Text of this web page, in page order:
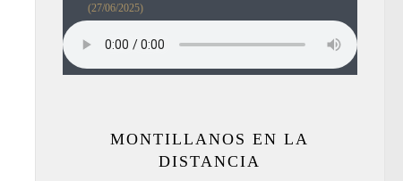
(27/06/2025)
MONTILLANOS EN LA
DISTANCIA